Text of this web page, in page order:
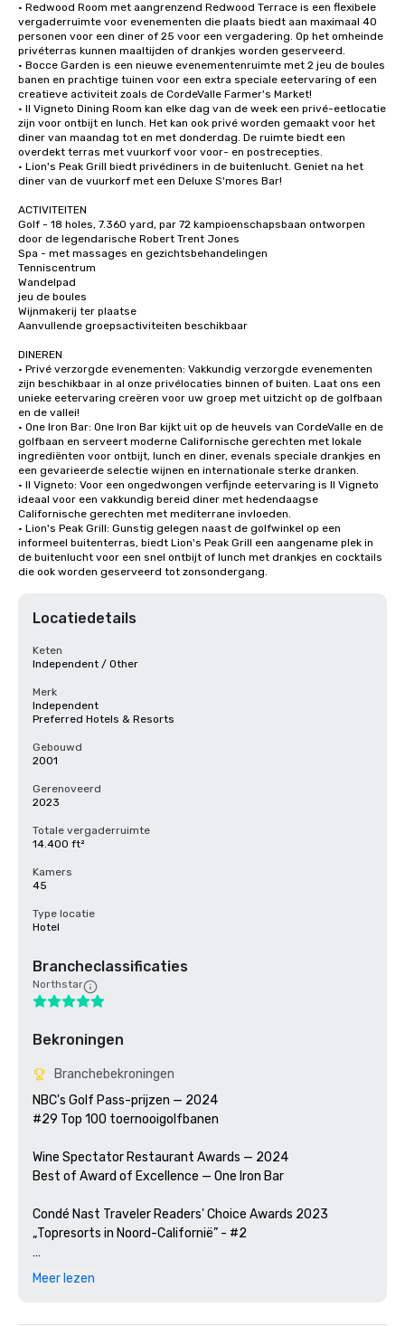
• Redwood Room met aangrenzend Redwood Terrace is een flexibele
vergaderruimte voor evenementen die plaats biedt aan maximaal 40
personen voor een diner of 25 voor een vergadering. Op het omheinde
privéterras kunnen maaltijden of drankjes worden geserveerd.
• Bocce Garden is een nieuwe evenementenruimte met 2 jeu de boules
banen en prachtige tuinen voor een extra speciale eetervaring of een
creatieve activiteit zoals de CordeValle Farmer's Market!
• Il Vigneto Dining Room kan elke dag van de week een privé-eetlocatie
zijn voor ontbijt en lunch. Het kan ook privé worden gemaakt voor het
diner van maandag tot en met donderdag. De ruimte biedt een
overdekt terras met vuurkorf voor voor- en postrecepties.
• Lion's Peak Grill biedt privédiners in de buitenlucht. Geniet na het
diner van de vuurkorf met een Deluxe S'mores Bar!
ACTIVITEITEN
Golf - 18 holes, 7.360 yard, par 72 kampioenschapsbaan ontworpen
door de legendarische Robert Trent Jones
Spa - met massages en gezichtsbehandelingen
Tenniscentrum
Wandelpad
jeu de boules
Wijnmakerij ter plaatse
Aanvullende groepsactiviteiten beschikbaar
DINEREN
• Privé verzorgde evenementen: Vakkundig verzorgde evenementen
zijn beschikbaar in al onze privélocaties binnen of buiten. Laat ons een
unieke eetervaring creëren voor uw groep met uitzicht op de golfbaan
en de vallei!
• One Iron Bar: One Iron Bar kijkt uit op de heuvels van CordeValle en de
golfbaan en serveert moderne Californische gerechten met lokale
ingrediënten voor ontbijt, lunch en diner, evenals speciale drankjes en
een gevarieerde selectie wijnen en internationale sterke dranken.
• Il Vigneto: Voor een ongedwongen verfijnde eetervaring is Il Vigneto
ideaal voor een vakkundig bereid diner met hedendaagse
Californische gerechten met mediterrane invloeden.
• Lion's Peak Grill: Gunstig gelegen naast de golfwinkel op een
informeel buitenterras, biedt Lion's Peak Grill een aangename plek in
de buitenlucht voor een snel ontbijt of lunch met drankjes en cocktails
die ook worden geserveerd tot zonsondergang.
Locatiedetails
Keten
Independent / Other
Merk
Independent
Preferred Hotels & Resorts
Gebouwd
2001
Gerenoveerd
2023
Totale vergaderruimte
14.400 ft²
Kamers
45
Type locatie
Hotel
Brancheclassificaties
Northstar
Bekroningen
Branchebekroningen
NBC's Golf Pass-prijzen — 2024
#29 Top 100 toernooigolfbanen
Wine Spectator Restaurant Awards — 2024
Best of Award of Excellence — One Iron Bar
Condé Nast Traveler Readers' Choice Awards 2023
„Topresorts in Noord-Californië” - #2
Golfweek Magazine — 2023
Meer lezen